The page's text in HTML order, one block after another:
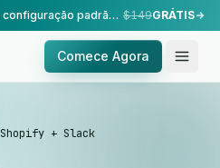
Configuração feita para você — configuração padrão, realizada pela nossa equipe. $149GRÁTIS
Comece Agora
Shopify + Slack